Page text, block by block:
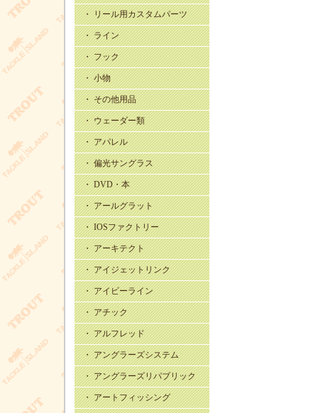
・ リール用カスタムパーツ
・ ライン
・ フック
・ 小物
・ その他用品
・ ウェーダー類
・ アパレル
・ 偏光サングラス
・ DVD・本
・ アールグラット
・ IOSファクトリー
・ アーキテクト
・ アイジェットリンク
・ アイビーライン
・ アチック
・ アルフレッド
・ アングラーズシステム
・ アングラーズリパブリック
・ アートフィッシング